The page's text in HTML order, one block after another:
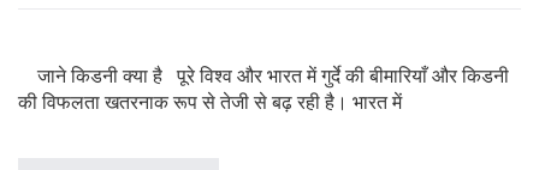
जाने किडनी क्या है पूरे विश्व और भारत में गुर्दे की बीमारियाँ और किडनी
की विफलता खतरनाक रूप से तेजी से बढ़ रही है। भारत में